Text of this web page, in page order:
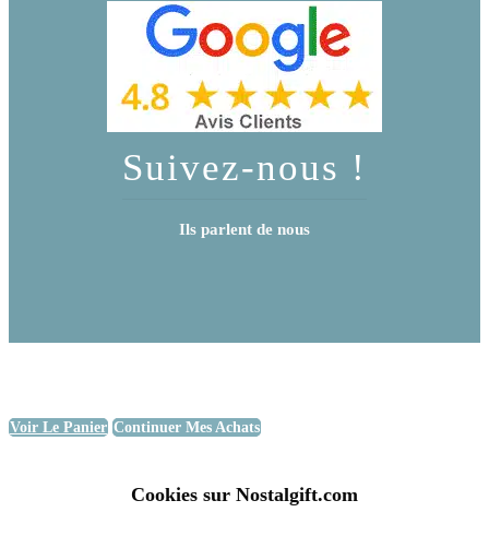
Suivez-nous !
Ils parlent de nous
Voir Le Panier Continuer Mes Achats
Cookies sur Nostalgift.com